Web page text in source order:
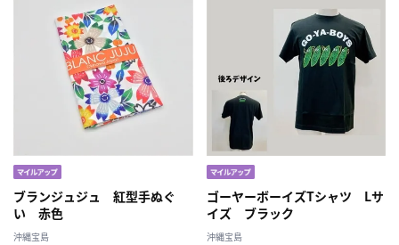
ブランジュジュ 紅型手ぬぐ
い 赤色
沖縄宝島
ゴーヤーボーイズTシャツ Lサ
イズ ブラック
沖縄宝島